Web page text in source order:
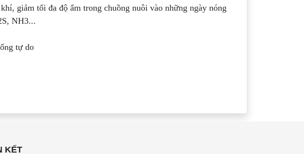
giảm tối đa độ ẩm trong chuồng nuôi vào những ngày nóng
NH3...
tự do
KẾT